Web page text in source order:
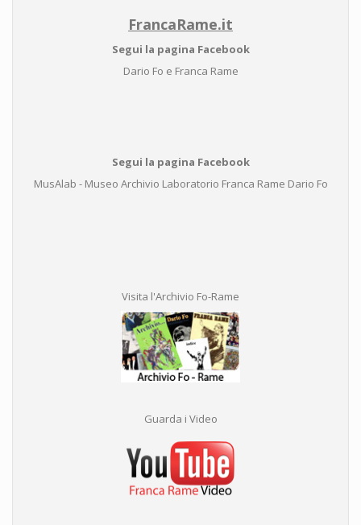
FrancaRame.it
Segui la pagina Facebook
Dario Fo e Franca Rame
Segui la pagina Facebook
MusAlab - Museo Archivio Laboratorio Franca Rame Dario Fo
Visita l'Archivio Fo-Rame
Guarda i Video